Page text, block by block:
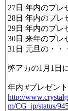
27日 年内のプレ
28日 年内のプレ
29日 年内のプレ
30日 来年のプレ
31日 元旦の・・
弊アカの1月1日
年内 #プレゼン
http://
m/CG_jp/status/